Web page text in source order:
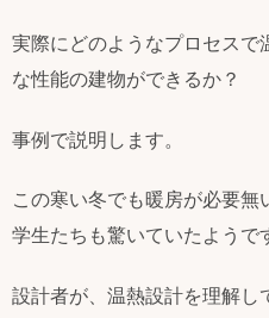
実際にどのようなプロセスで
な性能の建物ができるか？
事例で説明します。
この寒い冬でも暖房が必要無
学生たちも驚いていたようで
設計者が、温熱設計を理解し